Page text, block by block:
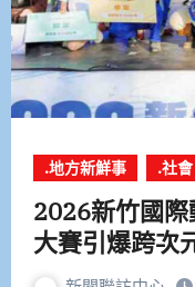
.地方新鮮事 .社會
2026新竹國
大賽引爆跨次